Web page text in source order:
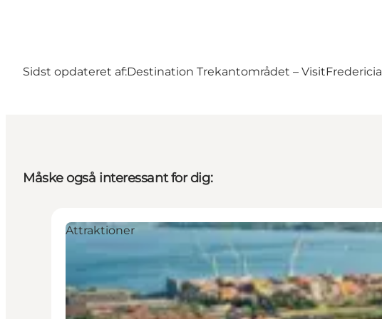
Sidst opdateret af:Destination Trekantområdet – VisitFredericia
Måske også interessant for dig:
Attraktioner